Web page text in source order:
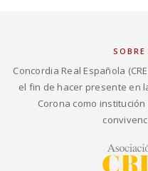
Concordia Real Española
el fin de hacer presente en
Corona como